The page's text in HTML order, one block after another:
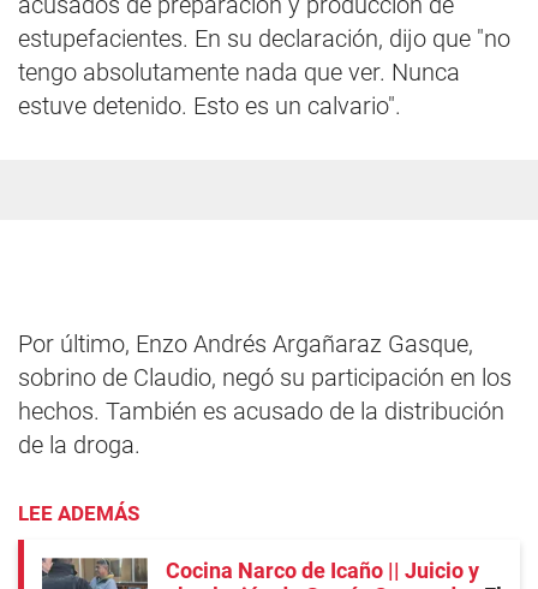
estupefacientes. En su declaración, dijo que "no
tengo absolutamente nada que ver. Nunca
estuve detenido. Esto es un calvario".
Por último, Enzo Andrés Argañaraz Gasque,
sobrino de Claudio, negó su participación en los
hechos. También es acusado de la distribución
de la droga.
LEE ADEMÁS
Cocina Narco de Icaño || Juicio y